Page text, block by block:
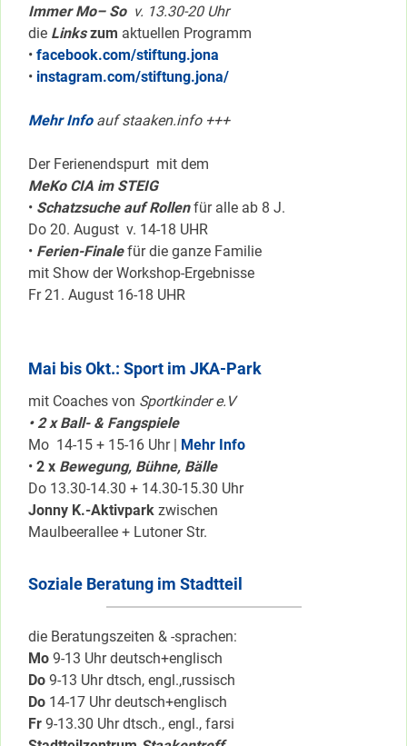
Immer Mo– So v. 13.30-20 Uhr
die Linkszum aktuellen Programm
• facebook.com/stiftung.jona
• instagram.com/stiftung.jona/
Mehr Infoauf staaken.info +++
Der Ferienendspurt mit dem
MeKo CIA im STEIG
• Schatzsuche auf Rollenfür alle ab 8 J.
Do 20. August v. 14-18 UHR
• Ferien-Finalefür die ganze Familie
mit Show der Workshop-Ergebnisse
Fr 21. August 16-18 UHR
Mai bis Okt.: Sport im JKA-Park
mit Coaches von Sportkinder e.V
• 2 x Ball- & Fangspiele
Mo 14-15 + 15-16 Uhr | Mehr Info
• 2 x Bewegung, Bühne, Bälle
Do 13.30-14.30 + 14.30-15.30 Uhr
Jonny K.-Aktivpark zwischen
Maulbeerallee + Lutoner Str.
Soziale Beratung im Stadtteil
die Beratungszeiten & -sprachen:
Mo 9-13 Uhr deutsch+englisch
Do 9-13 Uhr dtsch, engl.,russisch
Do 14-17 Uhr deutsch+englisch
Fr 9-13.30 Uhr dtsch., engl., farsi